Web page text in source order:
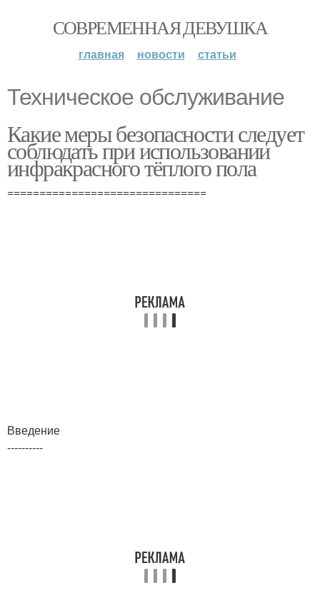
СОВРЕМЕННАЯ ДЕВУШКА
главная новости статьи
Техническое обслуживание
Какие меры безопасности следует
соблюдать при использовании
инфракрасного тёплого пола
===============================
Введение
----------